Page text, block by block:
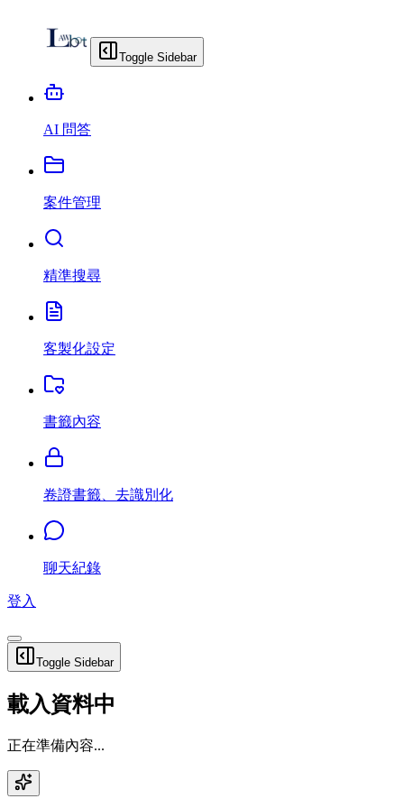
Toggle Sidebar
AI 問答
案件管理
精準搜尋
客製化設定
書籤內容
卷證書籤、去識別化
聊天紀錄
登入
Toggle Sidebar
載入資料中
正在準備內容...